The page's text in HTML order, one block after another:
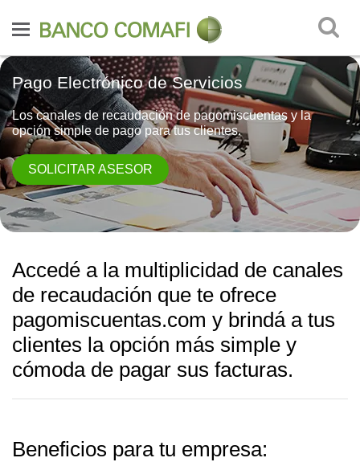
Pago Electrónico de Servicios
Los canales de recaudación de pagomiscuentas y la
opción simple de pago para tus clientes.
SOLICITAR ASESOR
Accedé a la multiplicidad de canales
de recaudación que te ofrece
pagomiscuentas.com y brindá a tus
clientes la opción más simple y
cómoda de pagar sus facturas.
Beneficios para tu empresa: